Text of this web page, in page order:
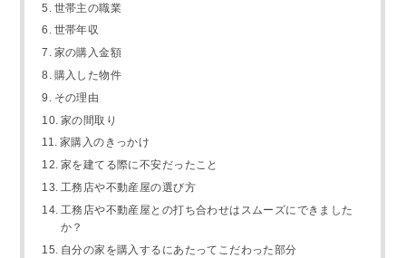
世帯主の職業
世帯年収
家の購入金額
購入した物件
その理由
家の間取り
家購入のきっかけ
家を建てる際に不安だったこと
工務店や不動産屋の選び方
工務店や不動産屋との打ち合わせはスムーズにできました
か？
自分の家を購入するにあたってこだわった部分